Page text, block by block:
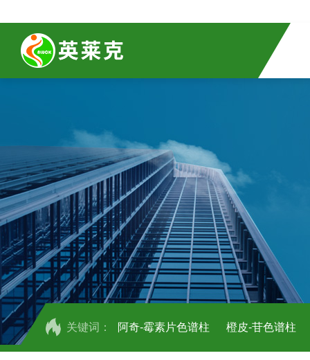
关键词： 阿奇-霉素片色谱柱 橙皮-苷色谱柱